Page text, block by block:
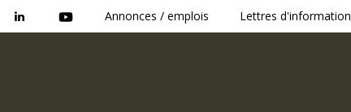
Annonces / emplois Lettres d'information